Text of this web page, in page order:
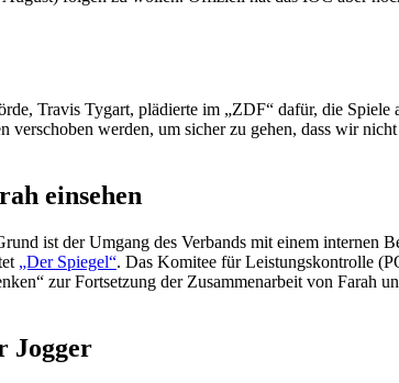
Travis Tygart, plädierte im „ZDF“ dafür, die Spiele
werden, um sicher zu gehen, dass wir
einsehen
ist der Umgang des Verbands mit einem internen
„Der Spiegel“. Das Komitee für Leistungskontrolle
zur Fortsetzung der Zusammenarbeit von Farah
Jogger